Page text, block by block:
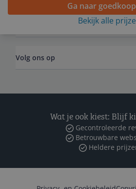
Ga naar
Bekijk alle
Volg ons op
Wat je ook kiest: Blijf
Gecontroleerde
Betrouwbare
Heldere